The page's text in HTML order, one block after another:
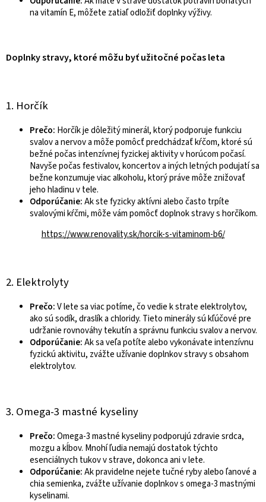
na vitamín E, môžete zatiaľ odložiť doplnky výživy.
Doplnky stravy, ktoré môžu byť užitočné počas leta
1. Horčík
Prečo: Horčík je dôležitý minerál, ktorý podporuje funkciu
svalov a nervov a môže pomôcť predchádzať kŕčom, ktoré sú
bežné počas intenzívnej fyzickej aktivity v horúcom počasí.
Navyše počas festivalov, koncertov a iných letných podujatí sa
bežne konzumuje viac alkoholu, ktorý práve môže znižovať
jeho hladinu v tele.
Odporúčanie:Ak ste fyzicky aktívni alebo často trpíte
svalovými kŕčmi, môže vám pomôcť doplnok stravy s horčíkom.
https://www.renovality.sk/horcik-s-vitaminom-b6/
2. Elektrolyty
Prečo:V lete sa viac potíme, čo vedie k strate elektrolytov,
ako sú sodík, draslík a chloridy. Tieto minerály sú kľúčové pre
udržanie rovnováhy tekutín a správnu funkciu svalov a nervov.
Odporúčanie:Ak sa veľa potíte alebo vykonávate intenzívnu
fyzickú aktivitu, zvážte užívanie doplnkov stravy s obsahom
elektrolytov.
3. Omega-3 mastné kyseliny
Prečo:Omega-3 mastné kyseliny podporujú zdravie srdca,
mozgu a kĺbov. Mnohí ľudia nemajú dostatok týchto
esenciálnych tukov v strave, dokonca ani v lete.
Odporúčanie:Ak pravidelne nejete tučné ryby alebo ľanové a
chia semienka, zvážte užívanie doplnkov s omega-3 mastnými
kyselinami.